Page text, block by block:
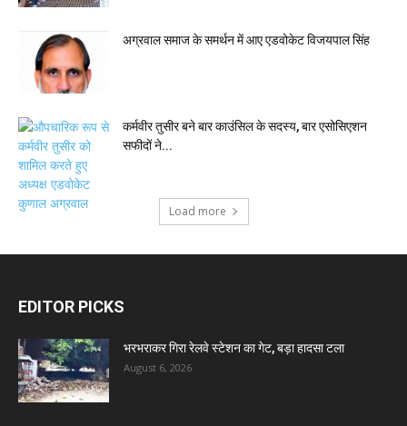
अग्रवाल समाज के समर्थन में आए एडवोकेट विजयपाल सिंह
कर्मवीर तुसीर बने बार काउंसिल के सदस्य, बार एसोसिएशन
सफीदों ने...
Load more
EDITOR PICKS
भरभराकर गिरा रेलवे स्टेशन का गेट, बड़ा हादसा टला
August 6, 2026